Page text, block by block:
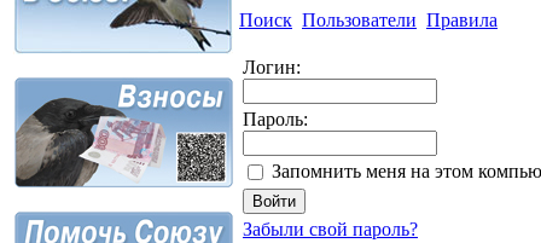
Поиск Пользователи Правила
Логин:
Пароль:
Запомнить меня на этом
Забыли свой пароль?